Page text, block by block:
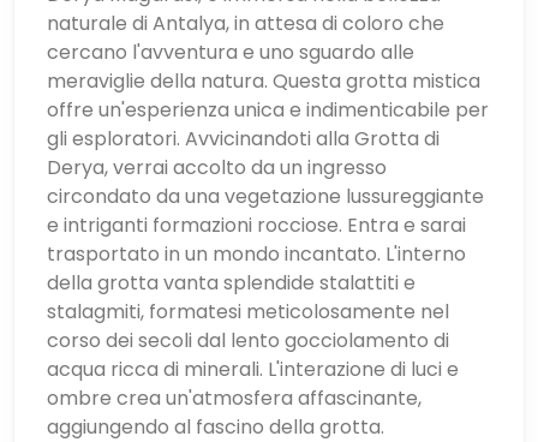
naturale di Antalya, in attesa di coloro che
cercano l'avventura e uno sguardo alle
meraviglie della natura. Questa grotta mistica
offre un'esperienza unica e indimenticabile per
gli esploratori. Avvicinandoti alla Grotta di
Derya, verrai accolto da un ingresso
circondato da una vegetazione lussureggiante
e intriganti formazioni rocciose. Entra e sarai
trasportato in un mondo incantato. L'interno
della grotta vanta splendide stalattiti e
stalagmiti, formatesi meticolosamente nel
corso dei secoli dal lento gocciolamento di
acqua ricca di minerali. L'interazione di luci e
ombre crea un'atmosfera affascinante,
aggiungendo al fascino della grotta.